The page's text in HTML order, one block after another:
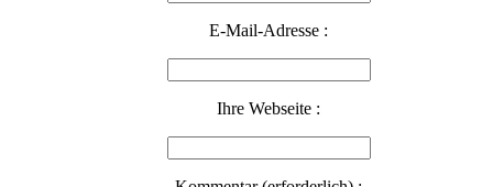
E-Mail-Adresse :
Ihre Webseite :